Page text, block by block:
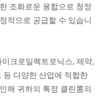
조화로운 융합으로 청정
적으로 공급할 수 있습니
크로일렉트로닉스, 제약,
등 다양한 산업에 적합한
해 귀하의 특정 클린룸의